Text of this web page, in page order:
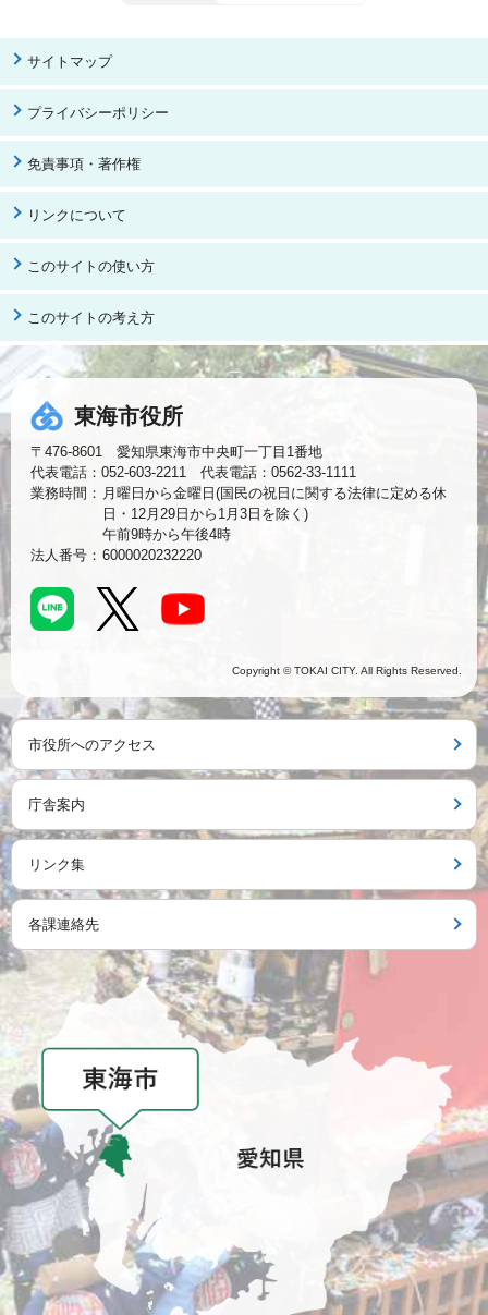
サイトマップ
プライバシーポリシー
免責事項・著作権
リンクについて
このサイトの使い方
このサイトの考え方
東海市役所
〒476-8601 愛知県東海市中央町一丁目1番地
代表電話：052-603-2211 代表電話：0562-33-1111
業務時間： 月曜日から金曜日(国民の祝日に関する法律に定める休
日・12月29日から1月3日を除く)
午前9時から午後4時
法人番号： 6000020232220
Copyright © TOKAI CITY. All Rights Reserved.
市役所へのアクセス
庁舎案内
リンク集
各課連絡先